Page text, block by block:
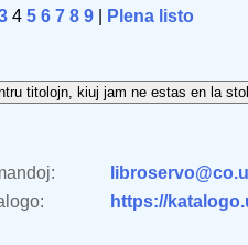
4 5 6 7 8 9 Plena listo
https://